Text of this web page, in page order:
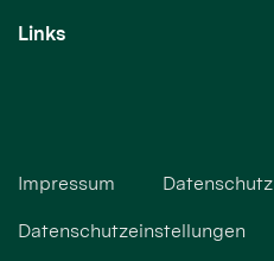
Links
Impressum Datenschutz
Datenschutzeinstellungen